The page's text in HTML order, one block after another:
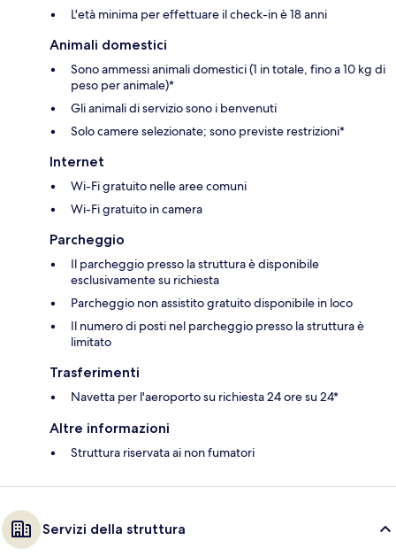
L'età minima per effettuare il check-in è 18 anni
Animali domestici
Sono ammessi animali domestici (1 in totale, fino a 10 kg di
peso per animale)*
Gli animali di servizio sono i benvenuti
Solo camere selezionate; sono previste restrizioni*
Internet
Wi-Fi gratuito nelle aree comuni
Wi-Fi gratuito in camera
Parcheggio
Il parcheggio presso la struttura è disponibile
esclusivamente su richiesta
Parcheggio non assistito gratuito disponibile in loco
Il numero di posti nel parcheggio presso la struttura è
limitato
Trasferimenti
Navetta per l'aeroporto su richiesta 24 ore su 24*
Altre informazioni
Struttura riservata ai non fumatori
Servizi della struttura